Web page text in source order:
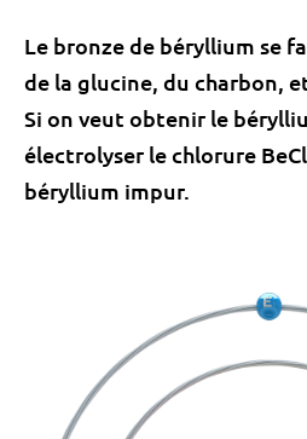
Le bronze de béryllium se
de la glucine, du charbon,
Si on veut obtenir le
électrolyser le chlorure BeCl
béryllium impur.